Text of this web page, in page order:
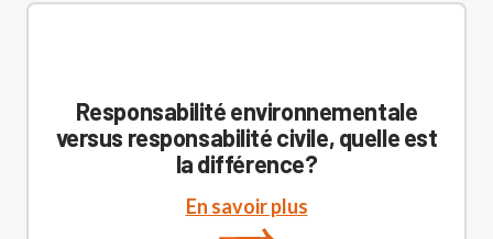
Responsabilité environnementale
versus responsabilité civile, quelle est
la différence?
En savoir plus